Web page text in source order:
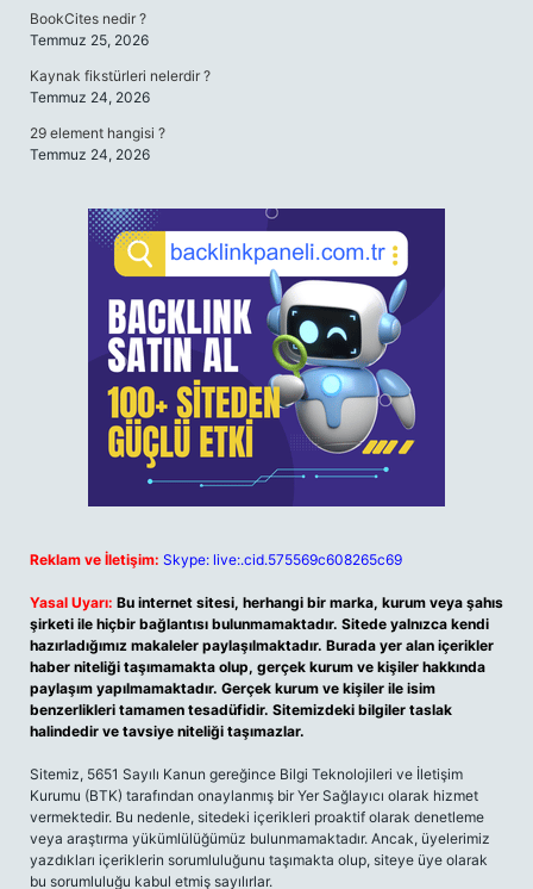
BookCites nedir ?
Temmuz 25, 2026
Kaynak fikstürleri nelerdir ?
Temmuz 24, 2026
29 element hangisi ?
Temmuz 24, 2026
Reklam ve İletişim: Skype: live:.cid.575569c608265c69
Yasal Uyarı: Bu internet sitesi, herhangi bir marka, kurum veya şahıs
şirketi ile hiçbir bağlantısı bulunmamaktadır. Sitede yalnızca kendi
hazırladığımız makaleler paylaşılmaktadır. Burada yer alan içerikler
haber niteliği taşımamakta olup, gerçek kurum ve kişiler hakkında
paylaşım yapılmamaktadır. Gerçek kurum ve kişiler ile isim
benzerlikleri tamamen tesadüfidir. Sitemizdeki bilgiler taslak
halindedir ve tavsiye niteliği taşımazlar.
Sitemiz, 5651 Sayılı Kanun gereğince Bilgi Teknolojileri ve İletişim
Kurumu (BTK) tarafından onaylanmış bir Yer Sağlayıcı olarak hizmet
vermektedir. Bu nedenle, sitedeki içerikleri proaktif olarak denetleme
veya araştırma yükümlülüğümüz bulunmamaktadır. Ancak, üyelerimiz
yazdıkları içeriklerin sorumluluğunu taşımakta olup, siteye üye olarak
bu sorumluluğu kabul etmiş sayılırlar.